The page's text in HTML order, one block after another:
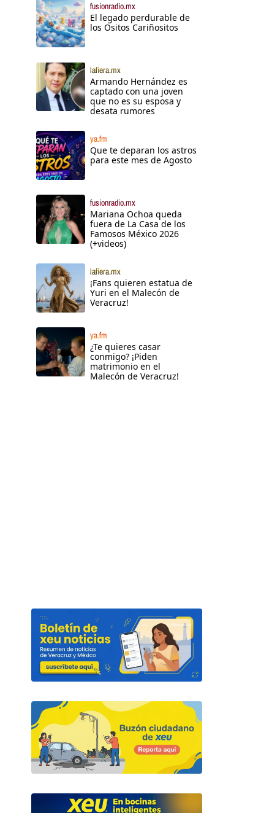
fusionradio.mx
El legado perdurable de
los Ositos Cariñositos
lafiera.mx
Armando Hernández es
captado con una joven
que no es su esposa y
desata rumores
ya.fm
Que te deparan los astros
para este mes de Agosto
fusionradio.mx
Mariana Ochoa queda
fuera de La Casa de los
Famosos México 2026
(+videos)
lafiera.mx
¡Fans quieren estatua de
Yuri en el Malecón de
Veracruz!
ya.fm
¿Te quieres casar
conmigo? ¡Piden
matrimonio en el
Malecón de Veracruz!